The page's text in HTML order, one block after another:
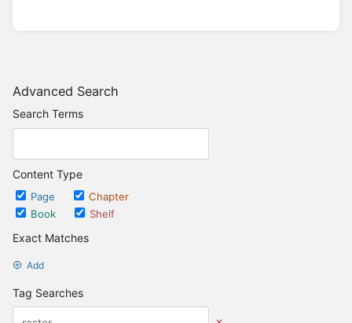
Advanced Search
Search Terms
Content Type
Page
Chapter
Book
Shelf
Exact Matches
Add
Tag Searches